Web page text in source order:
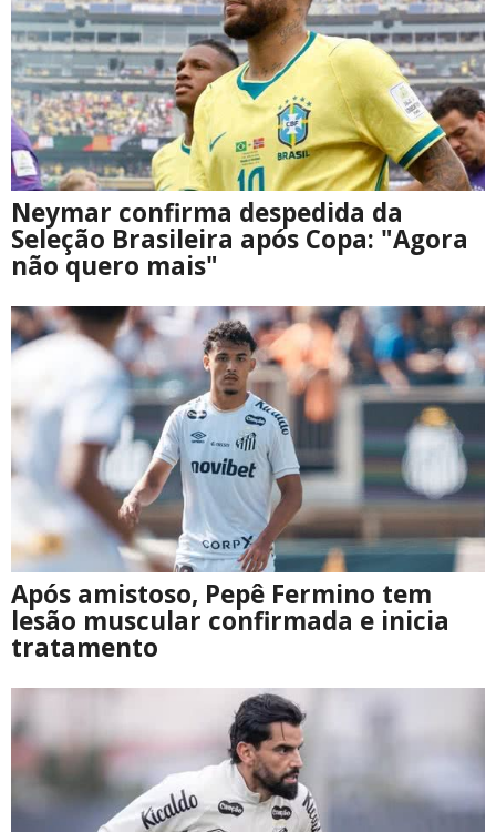
Neymar confirma despedida da
Seleção Brasileira após Copa: "Agora
não quero mais"
Após amistoso, Pepê Fermino tem
lesão muscular confirmada e inicia
tratamento